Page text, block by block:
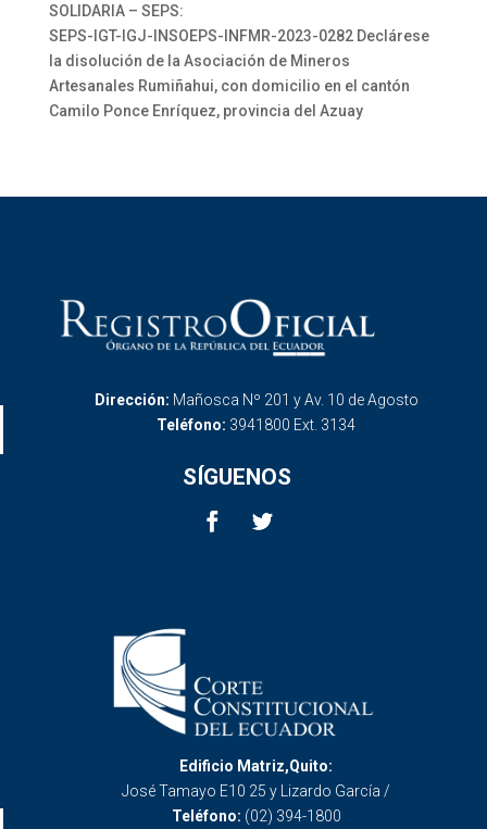
SOLIDARIA – SEPS:
SEPS-IGT-IGJ-INSOEPS-INFMR-2023-0282 Declárese
la disolución de la Asociación de Mineros
Artesanales Rumiñahui, con domicilio en el cantón
Camilo Ponce Enríquez, provincia del Azuay
Dirección: Mañosca Nº 201 y Av. 10 de Agosto
Teléfono: 3941800 Ext. 3134
SÍGUENOS
Edificio Matriz,Quito:
José Tamayo E10 25 y Lizardo García /
Teléfono: (02) 394-1800